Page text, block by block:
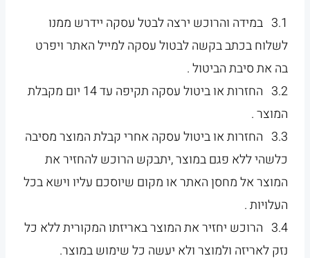
3.1 במידה והרוכש ירצה לבטל עסקה יידרש ממנו
לשלוח בכתב בקשה לבטול עסקה למייל האתר ויפרט
בה את סיבת הביטול .
3.2 החזרות או ביטול עסקה תקיפה עד 14 יום מקבלת
המוצר .
3.3 החזרות או ביטול עסקה אחרי קבלת המוצר מסיבה
כלשהי ללא פגם במוצר ,יתבקש הרוכש להחזיר את
המוצר אל מחסן האתר או מקום שיוסכם עליו וישא בכל
העלויות .
3.4 הרוכש יחזיר את המוצר באריזתו המקורית ללא כל
נזק לאריזה ולמוצר ולא יעשה כל שימוש במוצר.